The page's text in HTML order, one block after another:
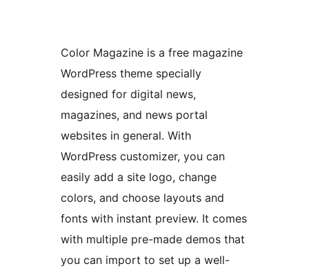
Color Magazine is a free magazine
WordPress theme specially
designed for digital news,
magazines, and news portal
websites in general. With
WordPress customizer, you can
easily add a site logo, change
colors, and choose layouts and
fonts with instant preview. It comes
with multiple pre-made demos that
you can import to set up a well-